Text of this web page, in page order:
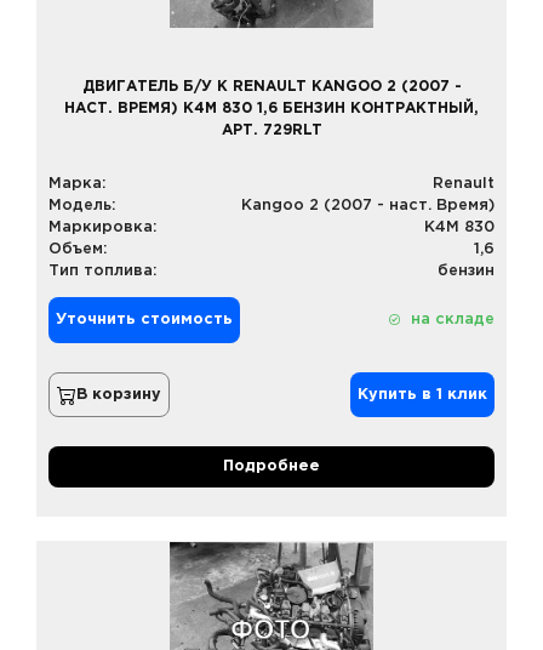
ДВИГАТЕЛЬ Б/У К RENAULT KANGOO 2 (2007 -
НАСТ. ВРЕМЯ) K4M 830 1,6 БЕНЗИН КОНТРАКТНЫЙ,
АРТ. 729RLT
Марка:
Renault
Модель:
Kangoo 2 (2007 - наст. Время)
Маркировка:
K4M 830
Объем:
1,6
Тип топлива:
бензин
Уточнить стоимость на складе
В корзину Купить в 1 клик
Подробнее